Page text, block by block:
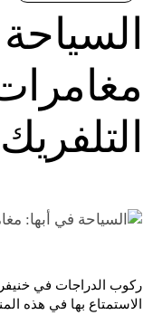
التلفريك
ركوب الدراجات في
الاستمتاع بها في هذه